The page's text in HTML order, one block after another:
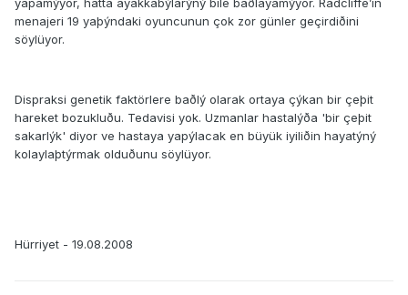
yapamýyor, hatta ayakkabýlarýný bile baðlayamýyor. Radcliffe’in
menajeri 19 yaþýndaki oyuncunun çok zor günler geçirdiðini
söylüyor.
Dispraksi genetik faktörlere baðlý olarak ortaya çýkan bir çeþit
hareket bozukluðu. Tedavisi yok. Uzmanlar hastalýða 'bir çeþit
sakarlýk' diyor ve hastaya yapýlacak en büyük iyiliðin hayatýný
kolaylaþtýrmak olduðunu söylüyor.
Hürriyet - 19.08.2008